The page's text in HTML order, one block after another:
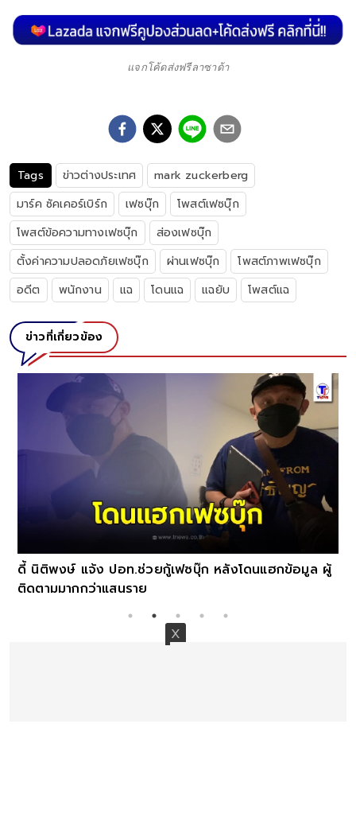
แจกโค้ดส่งฟรีลาซาด้า
Tags ข่าวต่างประเทศ
mark zuckerberg
มาร์ค ซัคเคอร์เบิร์ก
เฟซบุ๊ก
โพสต์เฟซบุ๊ก
โพสต์ข้อความทางเฟซบุ๊ก
ส่องเฟซบุ๊ก
ตั้งค่าความปลอดภัยเฟซบุ๊ก
ผ่านเฟซบุ๊ก
โพสต์ภาพเฟซบุ๊ก
อดีต
พนักงาน แฉ โดนแฉ แฉยับ โพสต์แฉ
ข่าวที่เกี่ยวข้อง
ดี้ นิติพงษ์ แจ้ง ปอท.ช่วยกู้เฟซบุ๊ก หลังโดนแฮกข้อมูล ผู้
ติดตามมากกว่าแสนราย